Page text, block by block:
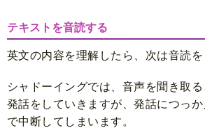
テキストを音読する
英文の内容を理解したら、次は音読を
シャドーイングでは、音声を聞き取
発話をしていきますが、発話につっ
で中断してしまいます。